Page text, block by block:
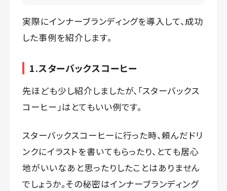
実際にインナーブランディングを導入して、成功
した事例を紹介します。
1.スターバックスコーヒー
先ほども少し紹介しましたが、「スターバックス
コーヒー」はとてもいい例です。
スターバックスコーヒーに行った時、頼んだドリ
ンクにイラストを書いてもらったり、とても居心
地がいいなあと思ったりしたことはありません
でしょうか。その秘密はインナーブランディング